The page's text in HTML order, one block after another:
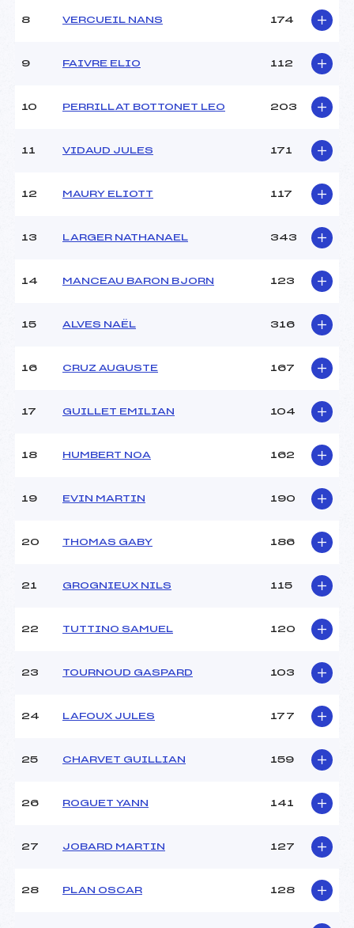
8 VERCUEIL NANS 174
9 FAIVRE ELIO 112
10 PERRILLAT BOTTONET LEO 203
11 VIDAUD JULES 171
12 MAURY ELIOTT 117
13 LARGER NATHANAEL 343
14 MANCEAU BARON BJORN 123
15 ALVES NAËL 316
16 CRUZ AUGUSTE 167
17 GUILLET EMILIAN 104
18 HUMBERT NOA 162
19 EVIN MARTIN 190
20 THOMAS GABY 186
21 GROGNIEUX NILS 115
22 TUTTINO SAMUEL 120
23 TOURNOUD GASPARD 103
24 LAFOUX JULES 177
25 CHARVET GUILLIAN 159
26 ROGUET YANN 141
27 JOBARD MARTIN 127
28 PLAN OSCAR 128